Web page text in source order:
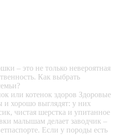
– это не только невероятная
Как выбрать
или котенок здоров Здоровые
хорошо выглядят: у них
чистая шерстка и упитанное
малышам делает заводчик –
Если у породы есть